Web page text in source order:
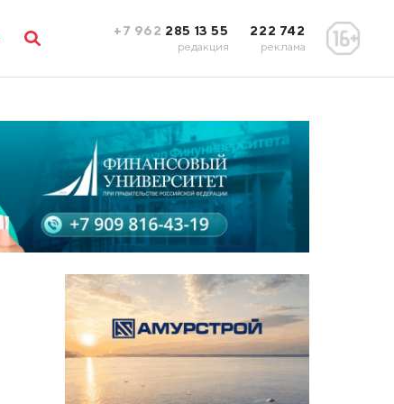
+7 962 285 13 55
редакция
222 742
реклама